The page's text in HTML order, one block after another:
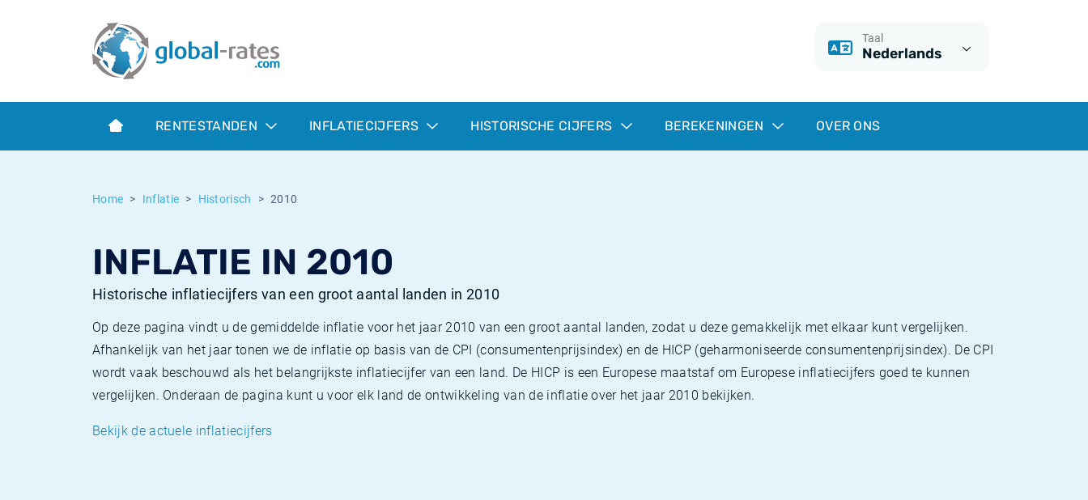
Taal
Nederlands
RENTESTANDEN INFLATIECIJFERS HISTORISCHE CIJFERS BEREKENINGEN OVER ONS
Home Inflatie Historisch 2010
INFLATIE IN 2010
Historische inflatiecijfers van een groot aantal landen in 2010
Op deze pagina vindt u de gemiddelde inflatie voor het jaar 2010 van een groot aantal landen, zodat u deze gemakkelijk met elkaar kunt vergelijken.
Afhankelijk van het jaar tonen we de inflatie op basis van de CPI (consumentenprijsindex) en de HICP (geharmoniseerde consumentenprijsindex). De CPI
wordt vaak beschouwd als het belangrijkste inflatiecijfer van een land. De HICP is een Europese maatstaf om Europese inflatiecijfers goed te kunnen
vergelijken. Onderaan de pagina kunt u voor elk land de ontwikkeling van de inflatie over het jaar 2010 bekijken.
Bekijk de actuele inflatiecijfers
Term SOFR
Wat is CPI inflatie?
Wat is HICP inflatie?
Europese inflatie - HICP
Euribor historie
ESTER historie
Historische inflatie
Inflatiecalculator